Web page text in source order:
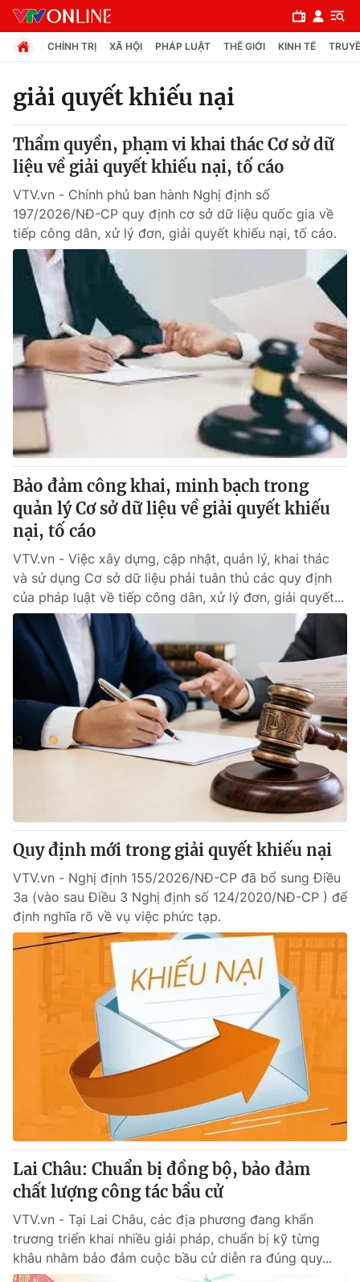
Chuyên mục
Chính trị
Xã hội
Pháp luật
Thế giới
Tin tức
Thế giới đó đây
Câu chuyện quốc tế
Kinh tế
Tài chính
Thị trường
Góc doanh nghiệp
Dữ liệu và đời sống
Truyền hình
Phim VTV
Hậu trường
Nhân vật
Khán giả
Giải sao mai
Giải trí
Điện ảnh
Âm nhạc
Sao
Đời sống
Du lịch
Làm đẹp
Chất lượng cuộc sống
Giáo dục
Tuyển sinh
Học trực tuyến
Công nghệ
Hitech Công nghệ tương lai
Sản phẩm
Giao lưu trực tuyến
Chuyên mục khác
Emagazine Podcast
Photo Infographic
Video
VTV Thể thao
VTV Sức khoẻ Bất động sản
Thị trường 24h Tấm lòng Việt
VTV4 Vươn mình bằng AI
VTV9 VTV8
Liên hệ tòa soạn English
CHÍNH TRỊ XÃ HỘI PHÁP LUẬT THẾ GIỚI KINH TẾ
giải quyết khiếu nại
Thẩm quyền, phạm vi khai thác Cơ sở dữ
liệu về giải quyết khiếu nại, tố cáo
VTV.vn - Chính phủ ban hành Nghị định số
197/2026/NĐ-CP quy định cơ sở dữ liệu quốc gia về
tiếp công dân, xử lý đơn, giải quyết khiếu nại, tố cáo.
Bảo đảm công khai, minh bạch trong
quản lý Cơ sở dữ liệu về giải quyết khiếu
nại, tố cáo
VTV.vn - Việc xây dựng, cập nhật, quản lý, khai thác
và sử dụng Cơ sở dữ liệu phải tuân thủ các quy định
của pháp luật về tiếp công dân, xử lý đơn, giải quyết...
Quy định mới trong giải quyết khiếu nại
VTV.vn - Nghị định 155/2026/NĐ-CP đã bổ sung Điều
3a (vào sau Điều 3 Nghị định số 124/2020/NĐ-CP ) để
định nghĩa rõ về vụ việc phức tạp.
Lai Châu: Chuẩn bị đồng bộ, bảo đảm
chất lượng công tác bầu cử
VTV.vn - Tại Lai Châu, các địa phương đang khẩn
trương triển khai nhiều giải pháp, chuẩn bị kỹ từng
khâu nhằm bảo đảm cuộc bầu cử diễn ra đúng quy...